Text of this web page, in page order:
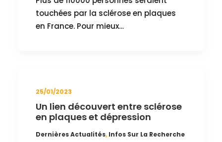
touchées par la sclérose en plaques
en France. Pour mieux…
25/01/2023
Un lien découvert entre sclérose
en plaques et dépression
Dernières Actualités, Infos Sur La Recherche